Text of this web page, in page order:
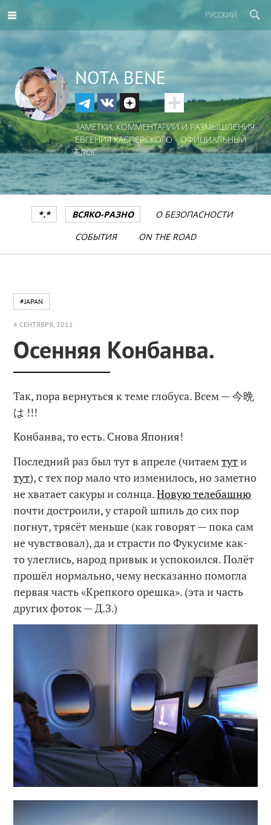
РУССКИЙ
NOTA BENE
ЗАМЕТКИ, КОММЕНТАРИИ И РАЗМЫШЛЕНИЯ
ЕВГЕНИЯ КАСПЕРСКОГО - ОФИЦИАЛЬНЫЙ
БЛОГ
*.* ВСЯКО-РАЗНО
О БЕЗОПАСНОСТИ
СОБЫТИЯ
ON THE ROAD
#JAPAN
4 СЕНТЯБРЯ, 2011
Осенняя Конбанва.
Так, пора вернуться к теме глобуса. Всем — 今晩
は !!!
Конбанва, то есть. Снова Япония!
Последний раз был тут в апреле (читаемтути
тут), с тех пор мало что изменилось, но заметно
не хватает сакуры и солнца.Новую телебашню
почти достроили, у старой шпиль до сих пор
погнут, трясёт меньше (как говорят — пока сам
не чувствовал), да и страсти по Фукусиме как-
то улеглись, народ привык и успокоился. Полёт
прошёл нормально, чему несказанно помогла
первая часть «Крепкого орешка». (эта и часть
других фоток — Д.З.)